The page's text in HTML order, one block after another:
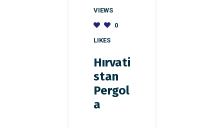
VIEWS
0
LIKES
Hırvati
stan
Pergol
a